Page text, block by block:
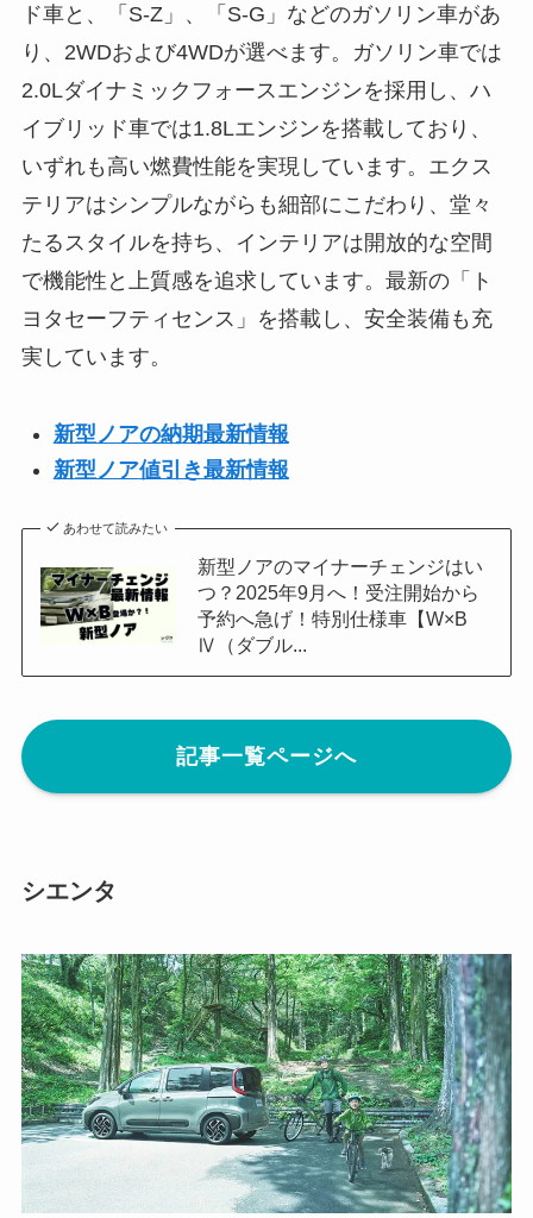
ド車と、「S‐Z」、「S‐G」などのガソリン車があ
り、2WDおよび4WDが選べます。ガソリン車では
2.0Lダイナミックフォースエンジンを採用し、ハ
イブリッド車では1.8Lエンジンを搭載しており、
いずれも高い燃費性能を実現しています。エクス
テリアはシンプルながらも細部にこだわり、堂々
たるスタイルを持ち、インテリアは開放的な空間
で機能性と上質感を追求しています。最新の「ト
ヨタセーフティセンス」を搭載し、安全装備も充
実しています。
新型ノアの納期最新情報
新型ノア値引き最新情報
あわせて読みたい
新型ノアのマイナーチェンジはい
つ？2025年9月へ！受注開始から
予約へ急げ！特別仕様車【W×B
Ⅳ（ダブル...
記事一覧ページへ
シエンタ